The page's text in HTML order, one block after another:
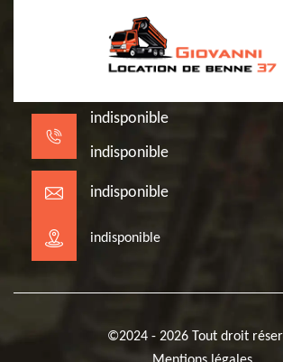
indisponible
indisponible
indisponible
indisponible
©2024 - 2026 Tout droit